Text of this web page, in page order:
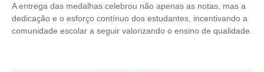
A entrega das medalhas celebrou não apenas as notas, mas a
dedicação e o esforço contínuo dos estudantes, incentivando a
comunidade escolar a seguir valorizando o ensino de qualidade.